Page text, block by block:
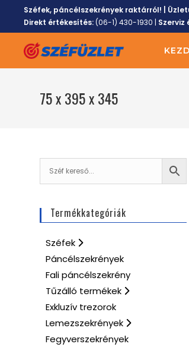
Széfek, páncélszekrények raktárról! |
Direkt értékesítés:(06-1) 430-1930 |
75 x 395 x 345
Termékkategóriák
Széfek
Páncélszekrények
Fali páncélszekrény
Tűzálló termékek
Exkluzív trezorok
Lemezszekrények
Fegyverszekrények